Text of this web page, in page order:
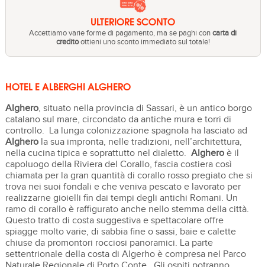
ULTERIORE SCONTO
Accettiamo varie forme di pagamento, ma se paghi concarta di
creditoottieni uno sconto immediato sul totale!
HOTEL E ALBERGHI ALGHERO
Alghero, situato nella provincia di Sassari, è un antico borgo
catalano sul mare, circondato da antiche mura e torri di
controllo. La lunga colonizzazione spagnola ha lasciato ad
Algherola sua impronta, nelle tradizioni, nell’architettura,
nella cucina tipica e soprattutto nel dialetto. Algheroè il
capoluogo della Riviera del Corallo, fascia costiera così
chiamata per la gran quantità di corallo rosso pregiato che si
trova nei suoi fondali e che veniva pescato e lavorato per
realizzarne gioielli fin dai tempi degli antichi Romani. Un
ramo di corallo è raffigurato anche nello stemma della città.
Questo tratto di costa suggestiva e spettacolare offre
spiagge molto varie, di sabbia fine o sassi, baie e calette
chiuse da promontori rocciosi panoramici. La parte
settentrionale della costa di Algerho è compresa nel Parco